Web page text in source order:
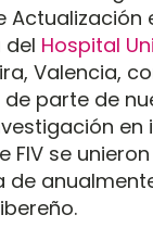
Actualización
del Hospital
Valencia,
parte de
en
FIV se
de